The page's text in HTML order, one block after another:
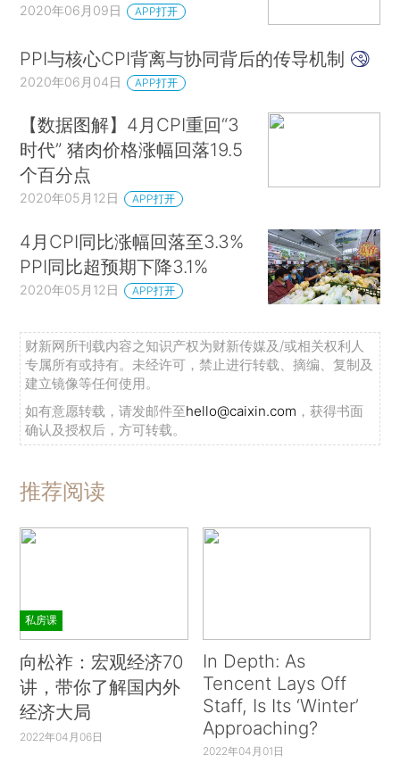
2020年06月09日 APP打开
PPI与核心CPI背离与协同背后的传导机制
2020年06月04日 APP打开
【数据图解】4月CPI重回“3
时代” 猪肉价格涨幅回落19.5
个百分点
2020年05月12日 APP打开
4月CPI同比涨幅回落至3.3%
PPI同比超预期下降3.1%
2020年05月12日 APP打开
财新网所刊载内容之知识产权为财新传媒及/或相关权利人
专属所有或持有。未经许可，禁止进行转载、摘编、复制及
建立镜像等任何使用。
如有意愿转载，请发邮件至hello@caixin.com ，获得书面
确认及授权后，方可转载。
推荐阅读
私房课
向松祚：宏观经济70
讲，带你了解国内外
经济大局
2022年04月06日
In Depth: As
Tencent Lays Off
Staff, Is Its ‘Winter’
Approaching?
2022年04月01日